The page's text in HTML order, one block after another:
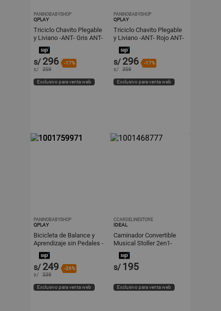
PANINOBABYSHOP
QPLAY
Triciclo Chavito Plegable
y Liviano -ANT- Gris ANT-
001
s/ 296 -17%
s/ 359
Exclusivo para venta web
PANINOBABYSHOP
QPLAY
Triciclo Chavito Plegable
y Liviano -ANT- Rojo ANT-
002
s/ 296 -17%
s/ 359
Exclusivo para venta web
PANINOBABYSHOP
QPLAY
Bicicleta de Balance y
Aprendizaje sin Pedales -
CUTEY- Beige CUTEY-
001
s/ 249 -26%
s/ 339
Exclusivo para venta web
CCARDELINESTORE
IDEAL
Caminador Convertible
Musical Stoller 2en1-
Rosado
s/ 195
Exclusivo para venta web